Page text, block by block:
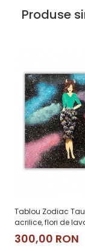
Produse
Tablou Zodiac
acrilice, flori de
manual
300,00 RON